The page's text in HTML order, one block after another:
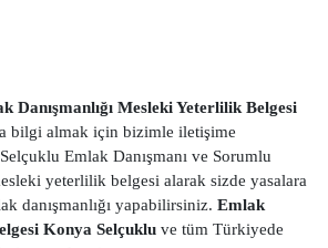
Danışmanlığı Mesleki Yeterlilik Belgesi
bilgi almak için bizimle iletişime
Emlak Danışmanı ve Sorumlu
yeterlilik belgesi alarak sizde yasalara
danışmanlığı yapabilirsiniz. Emlak
Konya Selçuklu ve tüm Türkiyede